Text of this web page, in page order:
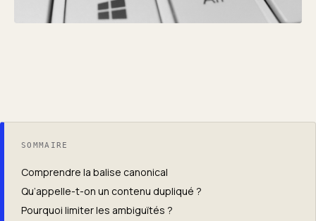
SOMMAIRE
Comprendre la balise canonical
Qu’appelle-t-on un contenu dupliqué ?
Pourquoi limiter les ambiguïtés ?